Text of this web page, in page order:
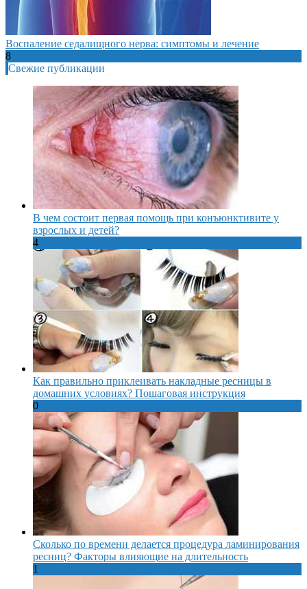
Воспаление седалищного нерва: симптомы и лечение
8
Свежие публикации
В чем состоит первая помощь при конъюнктивите у
взрослых и детей?
4
Как правильно приклеивать накладные ресницы в
домашних условиях? Пошаговая инструкция
0
Сколько по времени делается процедура ламинирования
ресниц? Факторы влияющие на длительность
1